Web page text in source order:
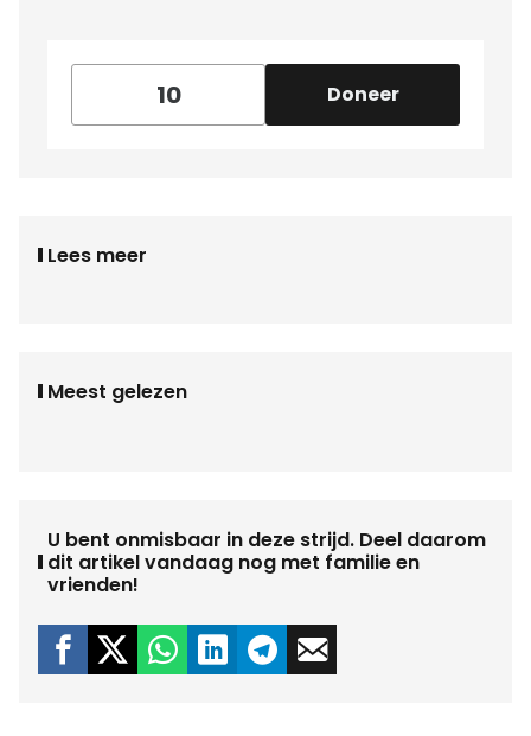
Doneer
Lees meer
Meest gelezen
U bent onmisbaar in deze strijd. Deel daarom
dit artikel vandaag nog met familie en
vrienden!